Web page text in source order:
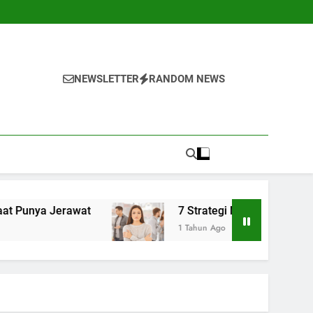
NEWSLETTER RANDOM NEWS
7 Strategi Mengelola Kecemasan Sosial
1 Tahun Ago